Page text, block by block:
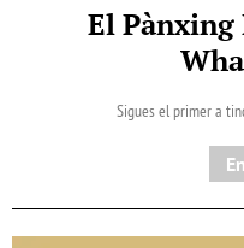
El Pànxing
Sigues el primer a